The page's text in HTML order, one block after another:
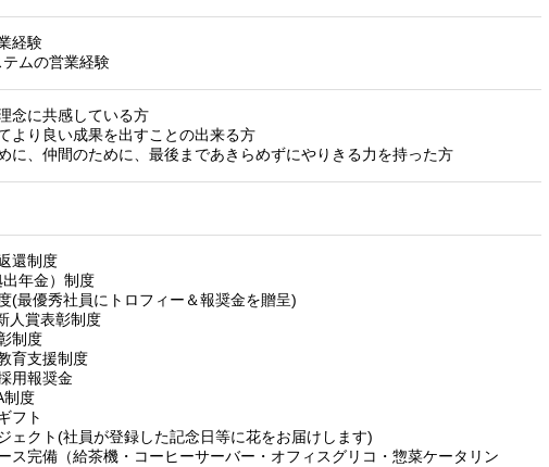
経験
テムの営業経験
念に共感している方
より良い成果を出すことの出来る方
に、仲間のために、最後まであきらめずにやりきる力を持った方
還制度
出年金）制度
(最優秀社員にトロフィー＆報奨金を贈呈)
人賞表彰制度
制度
育支援制度
用報奨金
制度
フト
ェクト(社員が登録した記念日等に花をお届けします)
ス完備（給茶機・コーヒーサーバー・オフィスグリコ・惣菜ケータリン